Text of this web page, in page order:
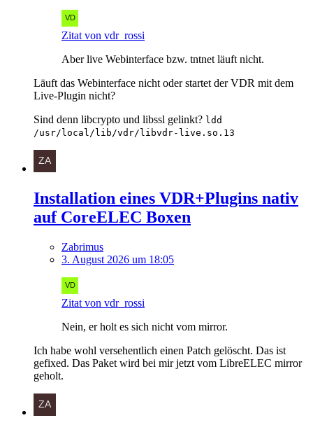
Zitat von vdr_rossi
Aber live Webinterface bzw. tntnet läuft nicht.
Läuft das Webinterface nicht oder startet der VDR mit dem
Live-Plugin nicht?
Sind denn libcrypto und libssl gelinkt? ldd
/usr/local/lib/vdr/libvdr-live.so.13
Installation eines VDR+Plugins nativ
auf CoreELEC Boxen
Zabrimus
3. August 2026 um 18:05
Zitat von vdr_rossi
Nein, er holt es sich nicht vom mirror.
Ich habe wohl versehentlich einen Patch gelöscht. Das ist
gefixed. Das Paket wird bei mir jetzt vom LibreELEC mirror
geholt.